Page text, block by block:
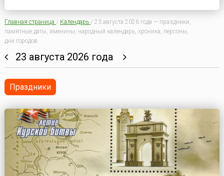
Главная страница / Календарь / 23 августа 2026 года — праздники,
памятные даты, именины, народный календарь, хроника, персоны,
дни городов
23 августа 2026 года
Праздники